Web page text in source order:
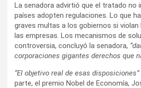
La senadora advirtió que el tratado no
países adopten regulaciones. Lo que
graves multas a los gobiernos si
las empresas. Los mecanismos de
controversia, concluyó la senadora,
corporaciones gigantes derechos que
“El objetivo real de esas disposiciones”
parte, el premio Nobel de Economía,